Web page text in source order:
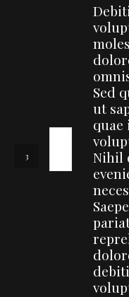
Sed
ut
quae
Nihil